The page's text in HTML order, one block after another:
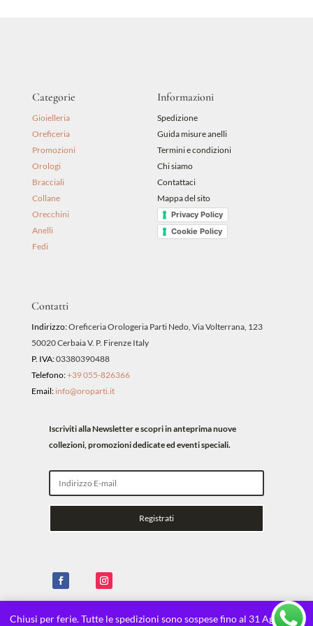
Chiusi per ferie. Tutte le spedizioni sono sospese fino al 31 Agosto. X
Categorie
Gioielleria
Oreficeria
Promozioni
Orologi
Bracciali
Collane
Orecchini
Anelli
Fedi
Informazioni
Spedizione
Guida misure anelli
Termini e condizioni
Chi siamo
Contattaci
Mappa del sito
Privacy Policy
Cookie Policy
Contatti
Indirizzo:Oreficeria Orologeria Parti Nedo, Via Volterrana, 123
50020 Cerbaia V. P. Firenze Italy
P. IVA:03380390488
Telefono:+39 055-826366
Email: info@oroparti.it
Iscriviti alla Newsletter e scopri in anteprima nuove
collezioni, promozioni dedicate ed eventi speciali.
Registrati